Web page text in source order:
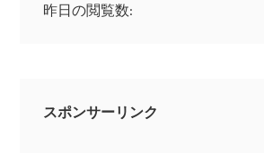
昨日の閲覧数:
スポンサーリンク